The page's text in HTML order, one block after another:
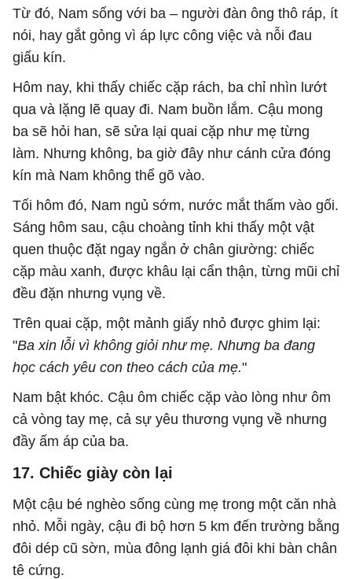
Từ đó, Nam sống với ba – người đàn ông thô ráp, ít
nói, hay gắt gỏng vì áp lực công việc và nỗi đau
giấu kín.
Hôm nay, khi thấy chiếc cặp rách, ba chỉ nhìn lướt
qua và lặng lẽ quay đi. Nam buồn lắm. Cậu mong
ba sẽ hỏi han, sẽ sửa lại quai cặp như mẹ từng
làm. Nhưng không, ba giờ đây như cánh cửa đóng
kín mà Nam không thể gõ vào.
Tối hôm đó, Nam ngủ sớm, nước mắt thấm vào gối.
Sáng hôm sau, cậu choàng tỉnh khi thấy một vật
quen thuộc đặt ngay ngắn ở chân giường: chiếc
cặp màu xanh, được khâu lại cẩn thận, từng mũi chỉ
đều đặn nhưng vụng về.
Trên quai cặp, một mảnh giấy nhỏ được ghim lại:
"Ba xin lỗi vì không giỏi như mẹ. Nhưng ba đang
học cách yêu con theo cách của mẹ."
Nam bật khóc. Cậu ôm chiếc cặp vào lòng như ôm
cả vòng tay mẹ, cả sự yêu thương vụng về nhưng
đầy ấm áp của ba.
17. Chiếc giày còn lại
Một cậu bé nghèo sống cùng mẹ trong một căn nhà
nhỏ. Mỗi ngày, cậu đi bộ hơn 5 km đến trường bằng
đôi dép cũ sờn, mùa đông lạnh giá đôi khi bàn chân
tê cứng.